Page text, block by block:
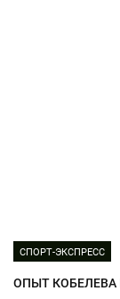
СПОРТ-ЭКСПРЕСС
ОПЫТ